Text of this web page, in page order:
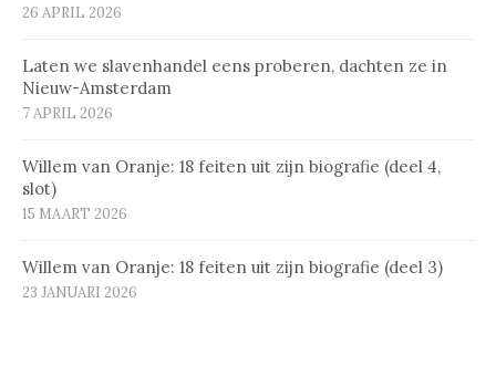
26 APRIL 2026
Laten we slavenhandel eens proberen, dachten ze in
Nieuw-Amsterdam
7 APRIL 2026
Willem van Oranje: 18 feiten uit zijn biografie (deel 4,
slot)
15 MAART 2026
Willem van Oranje: 18 feiten uit zijn biografie (deel 3)
23 JANUARI 2026